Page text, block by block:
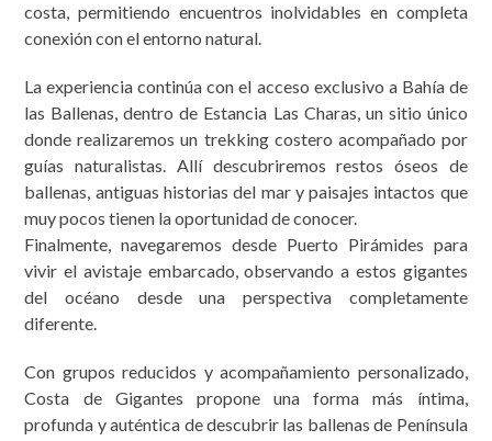
costa, permitiendo encuentros inolvidables en completa
conexión con el entorno natural.
La experiencia continúa con el acceso exclusivo a Bahía de
las Ballenas, dentro de Estancia Las Charas, un sitio único
donde realizaremos un trekking costero acompañado por
guías naturalistas. Allí descubriremos restos óseos de
ballenas, antiguas historias del mar y paisajes intactos que
muy pocos tienen la oportunidad de conocer.
Finalmente, navegaremos desde Puerto Pirámides para
vivir el avistaje embarcado, observando a estos gigantes
del océano desde una perspectiva completamente
diferente.
Con grupos reducidos y acompañamiento personalizado,
Costa de Gigantes propone una forma más íntima,
profunda y auténtica de descubrir las ballenas de Península